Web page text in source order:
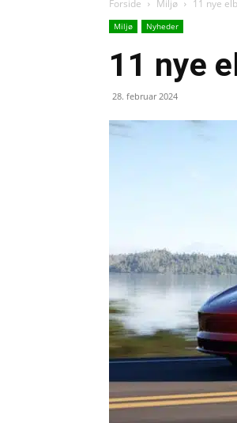
Forside Miljø 11 nye
Miljø Nyheder
11 nye
28. februar 2024